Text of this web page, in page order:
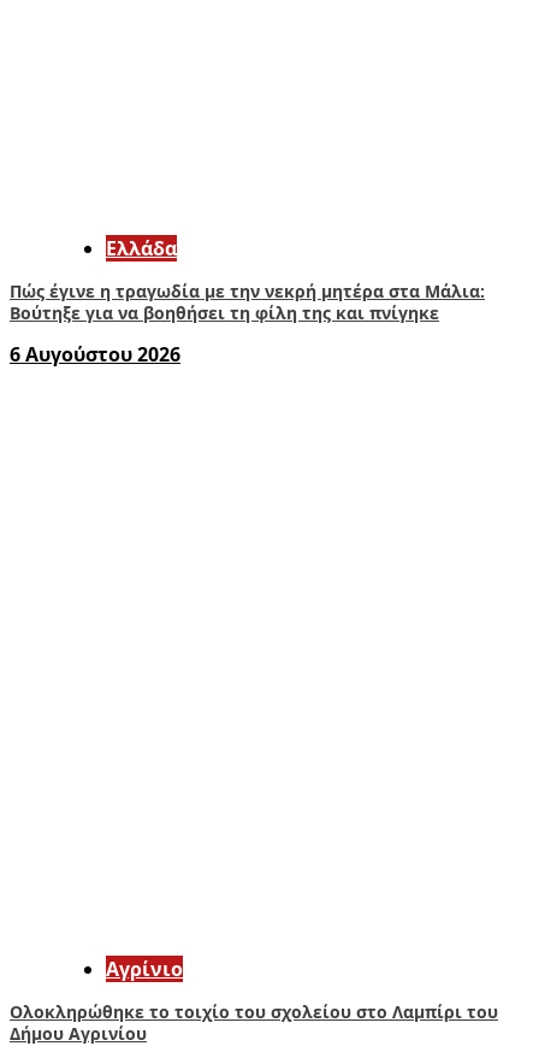
Ελλάδα
Πώς έγινε η τραγωδία με την νεκρή μητέρα στα Μάλια:
Βούτηξε για να βοηθήσει τη φίλη της και πνίγηκε
6 Αυγούστου 2026
Aγρίνιο
Ολοκληρώθηκε το τοιχίο του σχολείου στο Λαμπίρι του
Δήμου Αγρινίου